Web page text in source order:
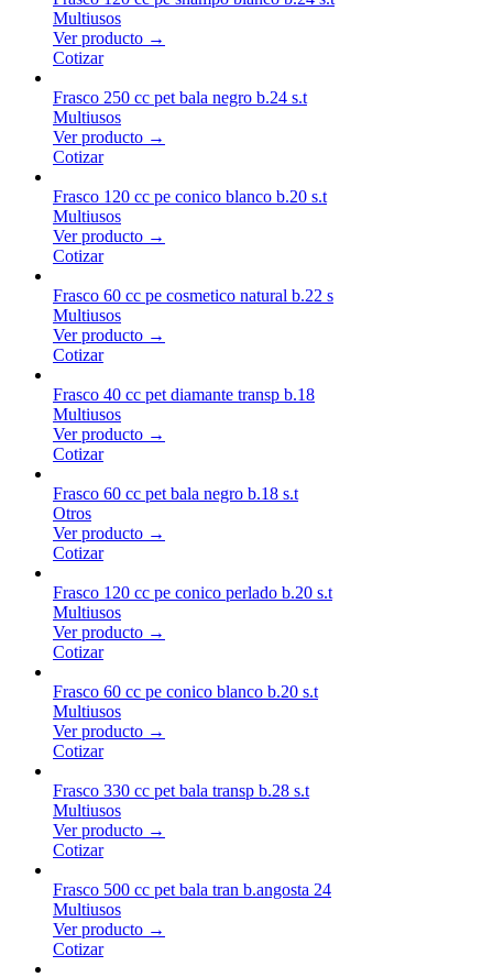
Multiusos
Ver producto →
Cotizar
Frasco 250 cc pet bala negro b.24 s.t
Multiusos
Ver producto →
Cotizar
Frasco 120 cc pe conico blanco b.20 s.t
Multiusos
Ver producto →
Cotizar
Frasco 60 cc pe cosmetico natural b.22 s
Multiusos
Ver producto →
Cotizar
Frasco 40 cc pet diamante transp b.18
Multiusos
Ver producto →
Cotizar
Frasco 60 cc pet bala negro b.18 s.t
Otros
Ver producto →
Cotizar
Frasco 120 cc pe conico perlado b.20 s.t
Multiusos
Ver producto →
Cotizar
Frasco 60 cc pe conico blanco b.20 s.t
Multiusos
Ver producto →
Cotizar
Frasco 330 cc pet bala transp b.28 s.t
Multiusos
Ver producto →
Cotizar
Frasco 500 cc pet bala tran b.angosta 24
Multiusos
Ver producto →
Cotizar